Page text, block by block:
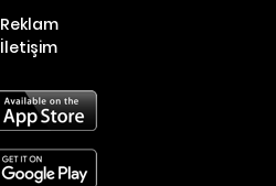
Reklam
İletişim